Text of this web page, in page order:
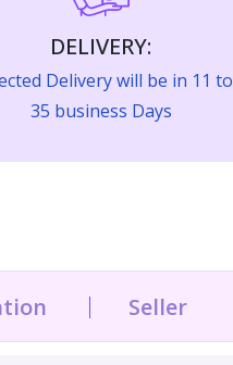
DELIVERY:
Delivery will be in 11 to
35 business Days
Seller